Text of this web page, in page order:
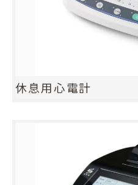
休息用心電計